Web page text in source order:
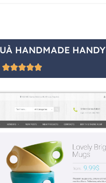
HANDMADE HANDY
